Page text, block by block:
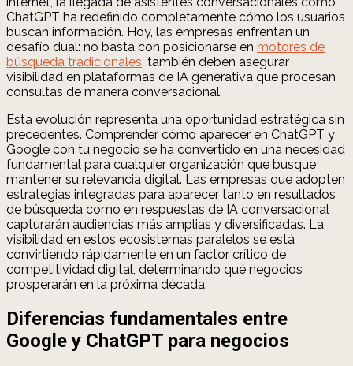
ChatGPT ha redefinido completamente cómo los usuarios
buscan información. Hoy, las empresas enfrentan un
desafío dual: no basta con posicionarse en motores de
búsqueda tradicionales , también deben asegurar
visibilidad en plataformas de IA generativa que procesan
consultas de manera conversacional.
Esta evolución representa una oportunidad estratégica sin
precedentes. Comprender cómo aparecer en ChatGPT y
Google con tu negocio se ha convertido en una necesidad
fundamental para cualquier organización que busque
mantener su relevancia digital. Las empresas que adopten
estrategias integradas para aparecer tanto en resultados
de búsqueda como en respuestas de IA conversacional
capturarán audiencias más amplias y diversificadas. La
visibilidad en estos ecosistemas paralelos se está
convirtiendo rápidamente en un factor crítico de
competitividad digital, determinando qué negocios
prosperarán en la próxima década.
Diferencias fundamentales entre
Google y ChatGPT para negocios